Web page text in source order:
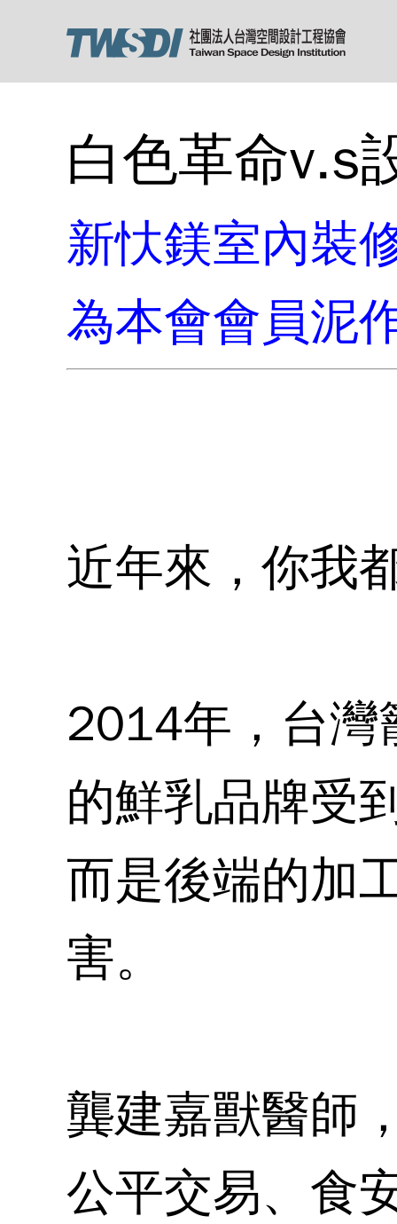
白色革命v.s
新忕鎂室內裝
為本會會員泥
近年來，你我
2014年，台灣
的鮮乳品牌受
而是後端的加
害。
龔建嘉獸醫師
公平交易、食